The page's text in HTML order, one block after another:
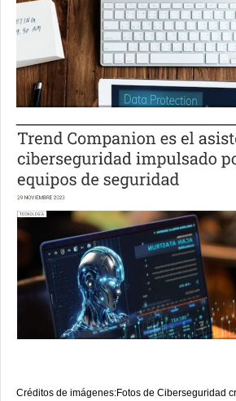
Créditos de imágenes:Fotos de Ciberseguridad